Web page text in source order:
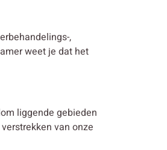
,
weet je dat het
liggende gebieden
van onze